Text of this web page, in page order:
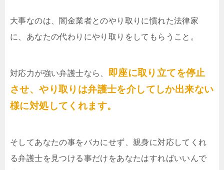
大事なのは、闇金業者とのやり取りに慣れた法律家
に、あなたの代わりにやり取りをしてもらうこと。
対応力が強い弁護士なら、 即座に取り立てを停止
させ、やり取りは弁護士を介してしか出来ない
様に対処してくれます。
そしてあなたの事をバカにせず、親身に対応してくれ
る弁護士を見つける事だけをあなたはすればいいんで